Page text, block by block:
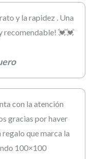
y la rapidez . Una
recomendable! 💓💓
con la atención
gracias por haver
que marca la
100×100